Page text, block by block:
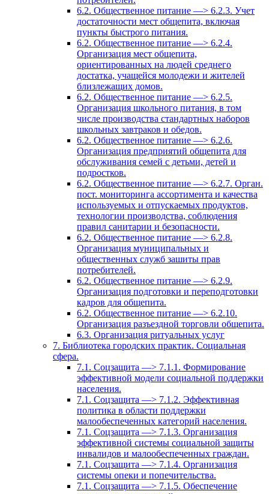
6.2. Общественное питание —> 6.2.3. Учет
достаточности мест общепита, включая
пункты быстрого питания.
6.2. Общественное питание —> 6.2.4.
Организация мест общепита,
ориентированных на людей среднего
достатка, учащейся молодежи и жителей
близлежащих домов.
6.2. Общественное питание —> 6.2.5.
Организация школьного питания, в том
числе производства стандартных наборов
школьных завтраков и обедов.
6.2. Общественное питание —> 6.2.6.
Организация предприятий общепита для
обслуживания семей с детьми, детей и
подростков.
6.2. Общественное питание —> 6.2.7. Орган.
пост. мониторинга ассортимента и качества
используемых и отпускаемых продуктов,
технологии производства, соблюдения
правил санитарии и безопасности.
6.2. Общественное питание —> 6.2.8.
Организация муниципальных и
общественных служб зашиты прав
потребителей.
6.2. Общественное питание —> 6.2.9.
Организация подготовки и переподготовки
кадров для общепита.
6.2. Общественное питание —> 6.2.10.
Организация разъездной торговли общепита.
6.3. Организация ритуальных услуг
7. Библиотека городских практик. Социальная
сфера.
7.1. Соцзащита —> 7.1.1. Формирование
эффективной модели социальной поддержки
населения.
7.1. Соцзащита —> 7.1.2. Эффективная
политика в области поддержки
малообеспеченных категорий населения.
7.1. Соцзащита —> 7.1.3. Организация
эффективной системы социальной защиты
инвалидов и малообеспеченных граждан.
7.1. Соцзащита —> 7.1.4. Организация
системы опеки и попечительства.
7.1. Соцзащита —> 7.1.5. Обеспечение